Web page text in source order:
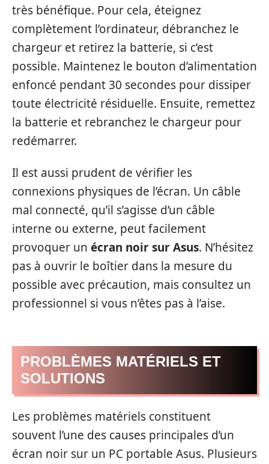
très bénéfique. Pour cela, éteignez
complètement l’ordinateur, débranchez le
chargeur et retirez la batterie, si c’est
possible. Maintenez le bouton d’alimentation
enfoncé pendant 30 secondes pour dissiper
toute électricité résiduelle. Ensuite, remettez
la batterie et rebranchez le chargeur pour
redémarrer.
Il est aussi prudent de vérifier les
connexions physiques de l’écran. Un câble
mal connecté, qu’il s’agisse d’un câble
interne ou externe, peut facilement
provoquer un écran noir sur Asus. N’hésitez
pas à ouvrir le boîtier dans la mesure du
possible avec précaution, mais consultez un
professionnel si vous n’êtes pas à l’aise.
PROBLÈMES MATÉRIELS ET
SOLUTIONS
Les problèmes matériels constituent
souvent l’une des causes principales d’un
écran noir sur un PC portable Asus. Plusieurs